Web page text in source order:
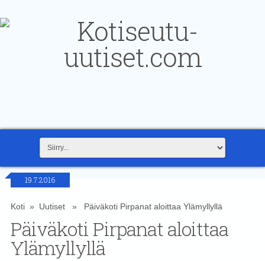
19.7.2016
Koti» Uutiset» Päiväkoti Pirpanat aloittaa Ylämyllyllä
Päiväkoti Pirpanat aloittaa
Ylämyllyllä